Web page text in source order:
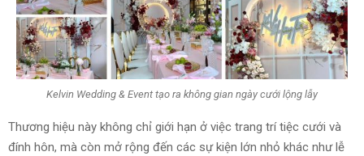
Kelvin Wedding & Event tạo ra không gian ngày cưới lộng lẫy
Thương hiệu này không chỉ giới hạn ở việc trang trí tiệc cưới và
đính hôn, mà còn mở rộng đến các sự kiện lớn nhỏ khác như lễ